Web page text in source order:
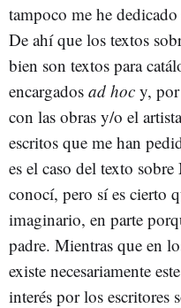
tampoco me he
De ahí que los textos
bien son textos para
encargados ad hoc y,
con las obras y/o el
escritos que me han
es el caso del texto
conocí, pero sí es cierto
imaginario, en parte
padre. Mientras que en
existe necesariamente
interés por los escritores